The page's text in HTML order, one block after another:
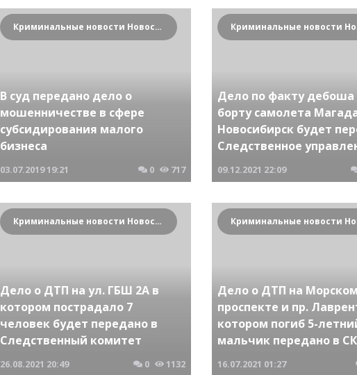
Криминальные новости Новосибирска и Сибирского региона
В суд передано дело о
мошенничестве в сфере
субсидирования малого
бизнеса
03.07.201919:21 0 717
Дело по факту дебоша
борту самолета
Новосибирск будет
Следственное
09.12.2021 22:09
Криминальные новости Новосибирска и Сибирского региона
Дело о ДТП на ул. ГБШ 2А в
котором пострадало 7
человек будет передано в
Следственный комитет
26.08.2021 20:49 0 1132
Дело о ДТП на Морском
проспекте и пр.
котором погиб 5-
мальчик передано в СК
16.07.2021 01:27